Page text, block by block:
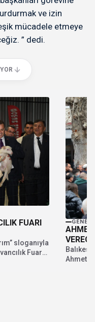
ve izin
mücadele etmeye
” dedi.
FUARI
sloganıyla
Fuarı
GENEL
AHMET
Ahmet